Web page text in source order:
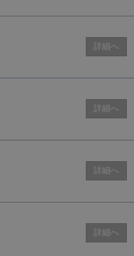
詳細へ
詳細へ
詳細へ
詳細へ